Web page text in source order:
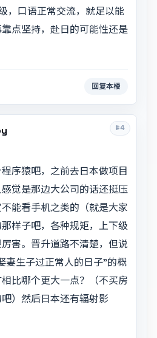
，口语正常交流，就足以能
点坚持，赴日的可能性还是
回复本楼
#4
序猿吧，之前去日本做项目
觉是那边大公司的话还挺压
能看手机之类的（就是大家
样子吧，各种规矩，上下级
害。晋升道路不清楚，但说
妻生子过正常人的日子”的概
比哪个更大一点？（不买房
）然后日本还有辐射影